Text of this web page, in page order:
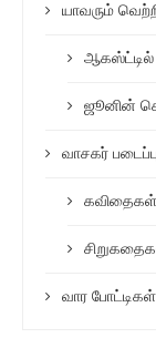
யாவரும்
ஜூனின்
வாசகர் படைப்பு
கவிதைகள்
வார போட்டிகள்